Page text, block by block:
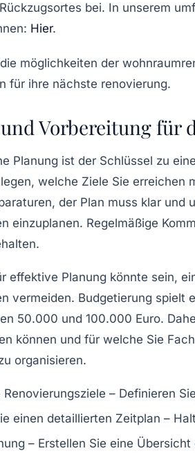
bei. In unserem
Hier.
Vorbereitung für
Planung ist der Schlüssel zu
welche Ziele Sie erreichen
der Plan muss klar
einzuplanen. Regelmäßige
effektive Planung könnte sein,
vermeiden. Budgetierung spielt
50.000 und 100.000 Euro.
können und für welche Sie
organisieren.
Renovierungsziele – Definieren
einen detaillierten Zeitplan –
– Erstellen Sie eine